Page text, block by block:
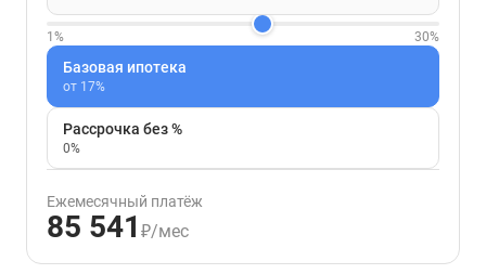
1% 30%
Базовая ипотека
от 17%
Рассрочка без %
0%
Ежемесячный платёж
85 541 ₽/мес